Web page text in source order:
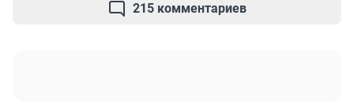
215 комментариев